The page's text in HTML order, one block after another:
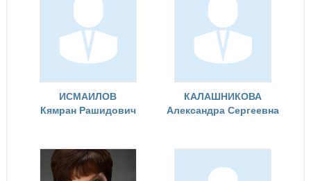
ИСМАИЛОВ
Кямран Рашидович
КАЛАШНИКОВА
Александра Сергеевна